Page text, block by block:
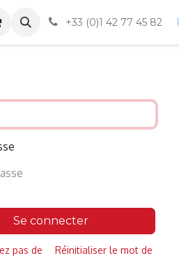
+33 (0)1 42 77 45 82
Se connecter
pas de
Réinitialiser le mot de